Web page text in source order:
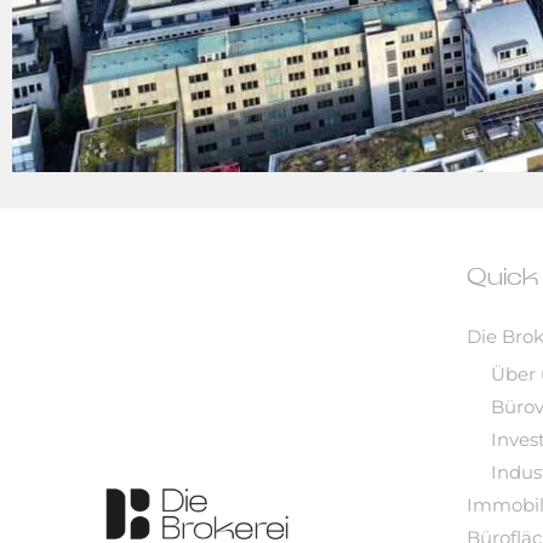
Quick
Die
Über